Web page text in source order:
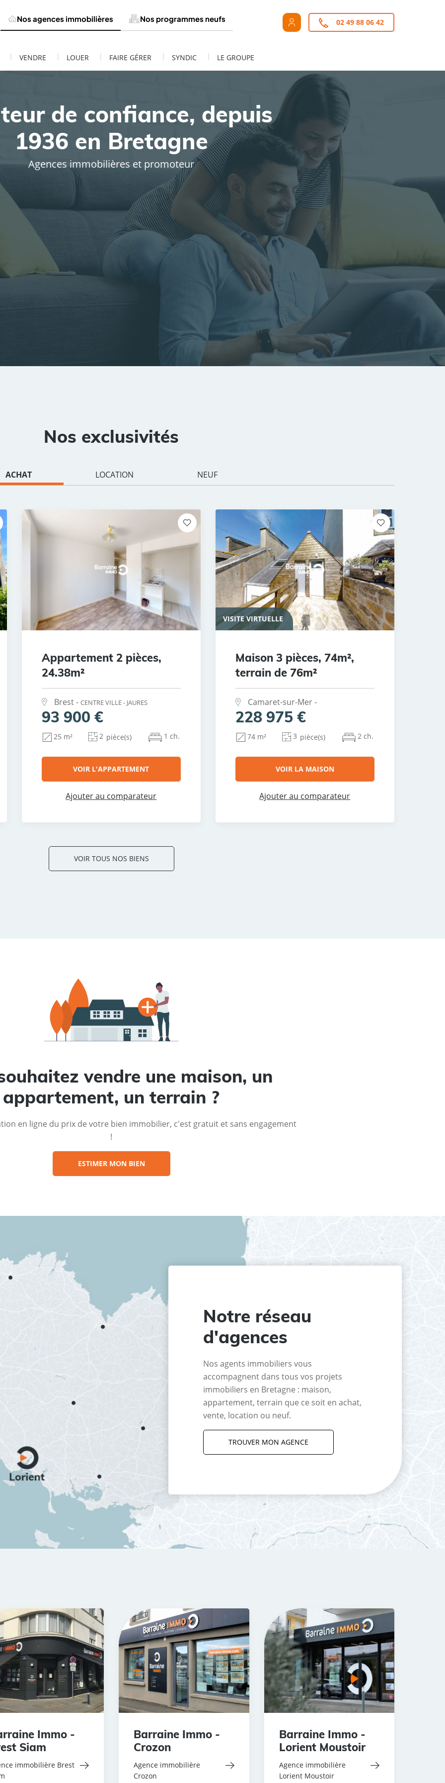
Nos agences immobilières Nos programmes neufs 02 49 88 06 42
| VENDRE | LOUER | FAIRE GÉRER | SYNDIC | LE GROUPE
de confiance, depuis
1936 en Bretagne
Agences immobilières et promoteur
ESTIMATION DE MON BIEN
Rayon Budget
Nos exclusivités
ACHAT LOCATION NEUF
Appartement 2 pièces,
24.38m²
Brest - CENTRE VILLE - JAURES
93 900 €
25 m² 2 pièce(s) 1 ch.
VOIR L'APPARTEMENT
Ajouter au comparateur
VISITE VIRTUELLE
Maison 3 pièces, 74m²,
terrain de 76m²
Camaret-sur-Mer -
228 975 €
74 m² 3 pièce(s) 2 ch.
VOIR LA MAISON
Ajouter au comparateur
VOIR TOUS NOS BIENS
vendre une maison, un
appartement, un terrain ?
en ligne du prix de votre bien immobilier, c'est gratuit et sans engagement
!
ESTIMER MON BIEN
Notre réseau
d'agences
Nos agents immobiliers vous
accompagnent dans tous vos projets
immobiliers en Bretagne : maison,
appartement, terrain que ce soit en achat,
vente, location ou neuf.
TROUVER MON AGENCE
Immo -
Siam
immobilière Brest
Barraine Immo -
Crozon
Agence immobilière
Crozon
Barraine Immo -
Lorient Moustoir
Agence immobilière
Lorient Moustoir